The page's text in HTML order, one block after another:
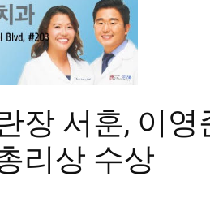
장 서훈, 이영
리상 수상